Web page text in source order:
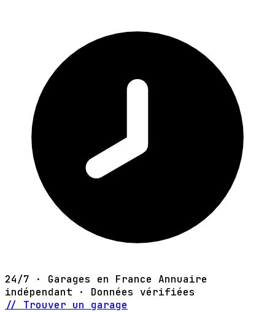
24/7 · Garages en France Annuaire
indépendant · Données vérifiées
// Trouver un garage